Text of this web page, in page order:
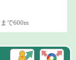
まで600m